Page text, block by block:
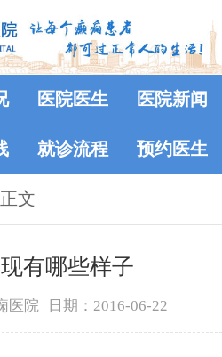
医院医生 医院新闻
就诊流程 预约医生
文
有哪些样子
医院 日期：2016-06-22